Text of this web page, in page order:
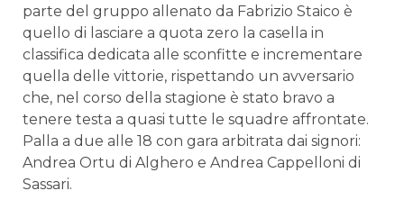
parte del gruppo allenato da Fabrizio Staico è
quello di lasciare a quota zero la casella in
classifica dedicata alle sconfitte e incrementare
quella delle vittorie, rispettando un avversario
che, nel corso della stagione è stato bravo a
tenere testa a quasi tutte le squadre affrontate.
Palla a due alle 18 con gara arbitrata dai signori:
Andrea Ortu di Alghero e Andrea Cappelloni di
Sassari.